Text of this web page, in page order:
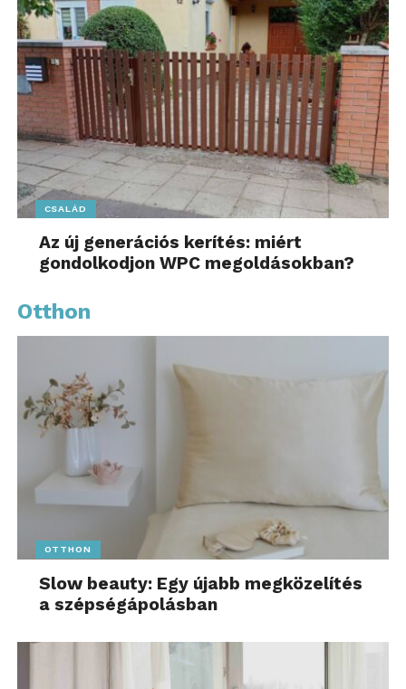
CSALÁD
Az új generációs kerítés: miért
gondolkodjon WPC megoldásokban?
Otthon
OTTHON
Slow beauty: Egy újabb megközelítés
a szépségápolásban